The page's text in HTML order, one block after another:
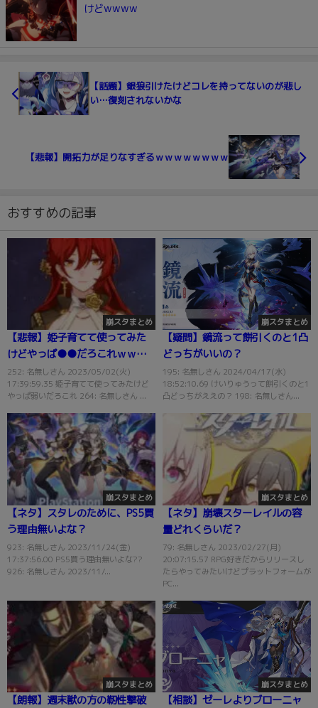
けどwwww
【話題】銀狼引けたけどコレを持ってないのが悲し
い…復刻されないかな
【悲報】開拓力が足りなすぎるｗｗｗｗｗｗｗｗ
おすすめの記事
崩スタまとめ
【悲報】姫子育てて使ってみた
けどやっぱ●●だろこれｗｗｗ
ｗｗｗｗｗｗｗ
252: 名無しさん 2023/05/02(火)
17:39:59.35 姫子育てて使ってみたけど
やっぱ弱いだろこれ 264: 名無しさん ...
崩スタまとめ
【疑問】鏡流って餅引くのと1凸
どっちがいいの？
195: 名無しさん 2024/04/17(水)
18:52:10.69 けいりゅうって餅引くのと1
凸どっちがええの？ 198: 名無しさん...
崩スタまとめ
【ネタ】スタレのために、PS5買
う理由無いよな？
923: 名無しさん 2023/11/24(金)
17:37:56.00 PS5買う理由無いよな??
926: 名無しさん 2023/11/...
崩スタまとめ
【ネタ】崩壊スターレイルの容
量どれくらいだ？
79: 名無しさん 2023/02/27(月)
20:07:15.57 RPG好きだからリリースし
たらやってみたいけどプラットフォームが
PC...
崩スタまとめ
【朗報】週末獣の方の靭性撃破
崩スタまとめ
【相談】ゼーレよりブローニャ